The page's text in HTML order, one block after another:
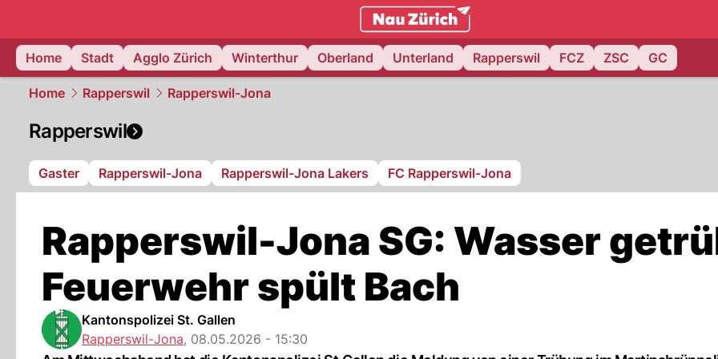
zurich.NAU.ch
Home
Stadt Agglo Zürich Winterthur Oberland Unterland Rapperswil FCZ ZSC GC
Home Rapperswil Rapperswil-Jona
Rapperswil
Gaster Rapperswil-Jona Rapperswil-Jona Lakers FC Rapperswil-Jona
Rapperswil-Jona SG: Wasser
Feuerwehr spült Bach
Kantonspolizei St. Gallen
Rapperswil-Jona, 08.05.2026 - 15:30